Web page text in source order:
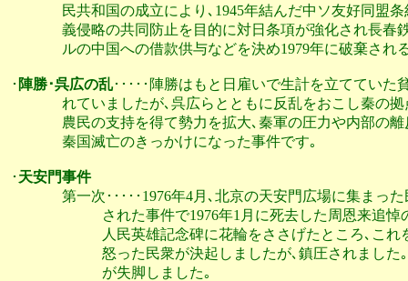
民共和国の成立により､1945年結んだ中ソ友好同
義侵略の共同防止を目的に対日条項が強化され
ルの中国への借款供与などを決め1979年に破棄さ
･ 陣勝･呉広の乱･････陣勝はもと日雇いで生計を立ててい
れていましたが､呉広らとともに反乱をおこし秦
農民の支持を得て勢力を拡大､秦軍の圧力や内部
               秦国滅亡のきっかけになった事件です｡
･ 天安門事件
第一次･････1976年4月､北京の天安門広場に集ま
された事件で1976年1月に死去した周恩
人民英雄記念碑に花輪をささげたところ
怒った民衆が決起しましたが､鎮圧され
                          が失脚しました｡